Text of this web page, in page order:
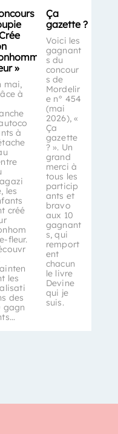
»
mai,
à
à
les
créé
fleur.
les
des
gagn
Ça
gazette ?
Voici les
gagnant
s du
concour
s de
Mordelir
e n° 454
(mai
2026), «
Ça
gazette
? ». Un
grand
merci à
tous les
particip
ants et
bravo
aux 10
gagnant
s, qui
remport
ent
chacun
le livre
Devine
qui je
suis.